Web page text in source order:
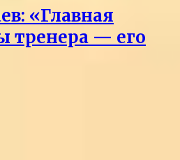
«Главная
тренера — его